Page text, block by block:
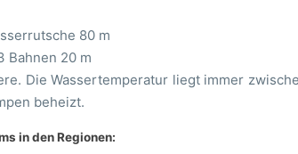
80 m
Bahnen 20 m
Die Wassertemperatur liegt immer
beheizt.
in den Regionen: